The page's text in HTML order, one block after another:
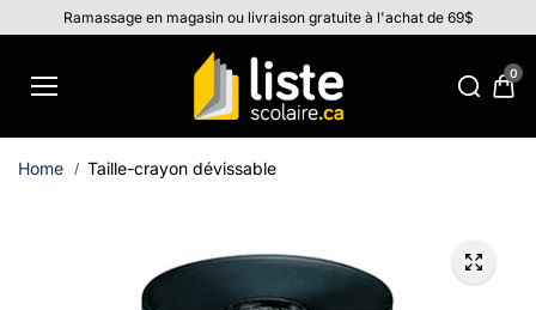
Aller au
contenu
Ramassage en magasin ou livraison gratuite à l'achat de 69$
0
Home Taille-crayon dévissable